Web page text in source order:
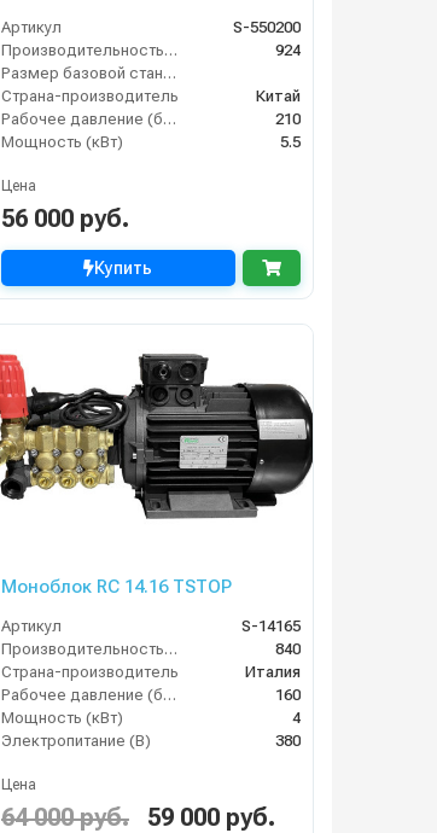
Артикул
S-550200
Производительность (л/ч)
924
Размер базовой станции (ДхШхВ)
Страна-производитель
Китай
Рабочее давление (бар)
210
Мощность (кВт)
5.5
Цена
56 000 руб.
Купить
Моноблок RC 14.16 TSTOP
Артикул
S-14165
Производительность (л/ч)
840
Страна-производитель
Италия
Рабочее давление (бар)
160
Мощность (кВт)
4
Электропитание (В)
380
Цена
64 000 руб. 59 000 руб.